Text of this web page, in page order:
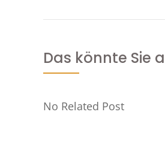
Das könnte Sie
No Related Post